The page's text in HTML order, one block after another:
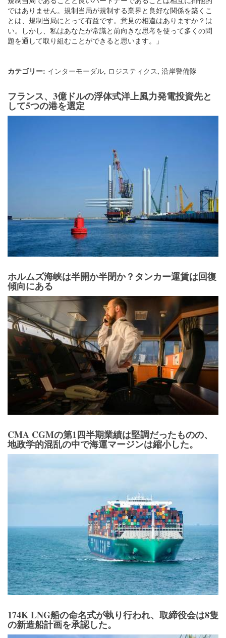
ではありません。規制当局が規制する業界と良好な関係を築くこ
とは、規制当局にとって有益です。意見の相違はありますか？は
い。しかし、私はあなたが常識と前向きな思考を使って多くの問
題を通して取り組むことができると思います。」
カテゴリー: インターモーダル, ロジスティクス, 沿岸警備隊
フランス、3億ドルの浮体式洋上風力発電投資先と
して5つの港を選定
ホルムズ海峡は半開か半閉か？タンカー運賃は回復
傾向にある
CMA CGMの第1四半期業績は堅調だったものの、
地政学的混乱の中で海運マージンは縮小した。
174K LNG船の命名式が執り行われ、取締役会は8隻
の新造船計画を承認した。